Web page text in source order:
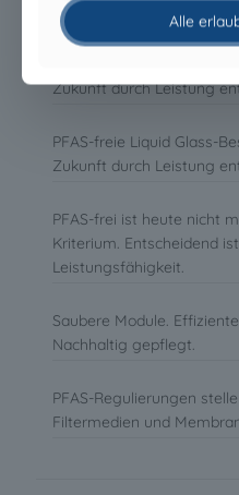
NEUESTE
Zukunft durch Leistung
PFAS-freie Liquid Glass-
Zukunft durch Leistung
PFAS-frei ist heute nicht
Kriterium. Entscheidend
Leistungsfähigkeit.
Saubere Module.
Nachhaltig gepflegt.
PFAS-Regulierungen
Filtermedien und
Alle